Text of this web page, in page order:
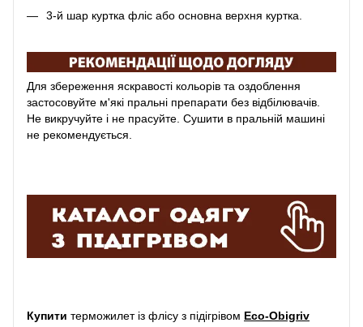
3-й шар куртка фліс або основна верхня куртка.
Для збереження яскравості кольорів та оздоблення
застосовуйте м'які пральні препарати без відбілювачів.
Не викручуйте і не прасуйте. Сушити в пральній машині
не рекомендується.
Купити терможилет із флісу з підігрівом Eco-Obigriv